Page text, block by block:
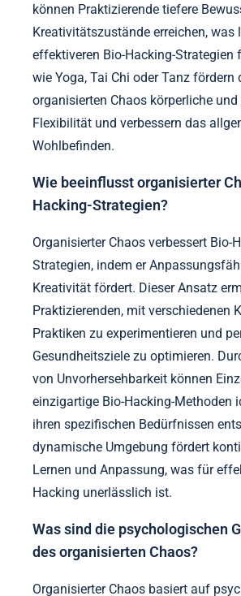
können Praktizierende tiefere
Kreativitätszustände erreichen, was
effektiveren Bio-Hacking-Strategien
wie Yoga, Tai Chi oder Tanz fördern
organisierten Chaos körperliche
Flexibilität und verbessern das
Wohlbefinden.
Wie beeinflusst organisierter
Hacking-Strategien?
Organisierter Chaos verbessert Bio-
Strategien, indem er
Kreativität fördert. Dieser Ansatz
Praktizierenden, mit verschiedenen
Praktiken zu experimentieren und
Gesundheitsziele zu optimieren.
von Unvorhersehbarkeit können
einzigartige Bio-Hacking-Methoden
ihren spezifischen Bedürfnissen
dynamische Umgebung fördert
Lernen und Anpassung, was für
Hacking unerlässlich ist.
Was sind die psychologischen
des organisierten Chaos?
Organisierter Chaos basiert auf